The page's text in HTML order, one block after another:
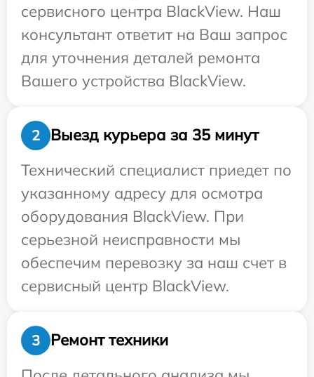
сервисного центра BlackView. Наш
консультант ответит на Ваш запрос
для уточнения деталей ремонта
Вашего устройства BlackView.
2
Выезд курьера за 35 минут
Технический специалист приедет по
указанному адресу для осмотра
оборудования BlackView. При
серьезной неисправности мы
обеспечим перевозку за наш счет в
сервисный центр BlackView.
3
Ремонт техники